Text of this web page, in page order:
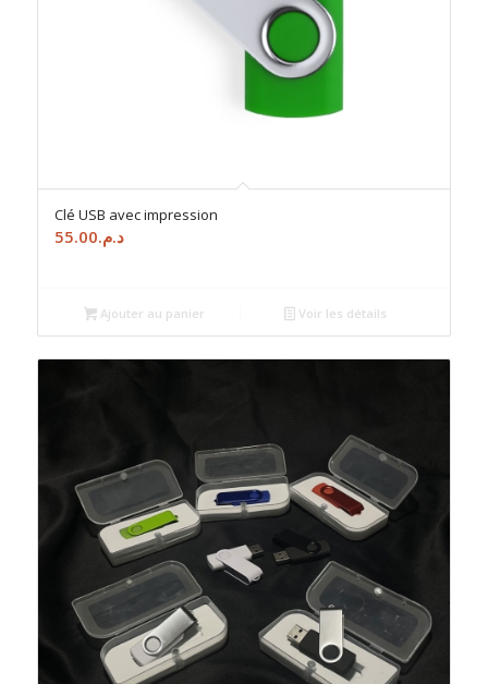
Clé USB avec impression
د.م.55.00
Ajouter au panier Voir les détails